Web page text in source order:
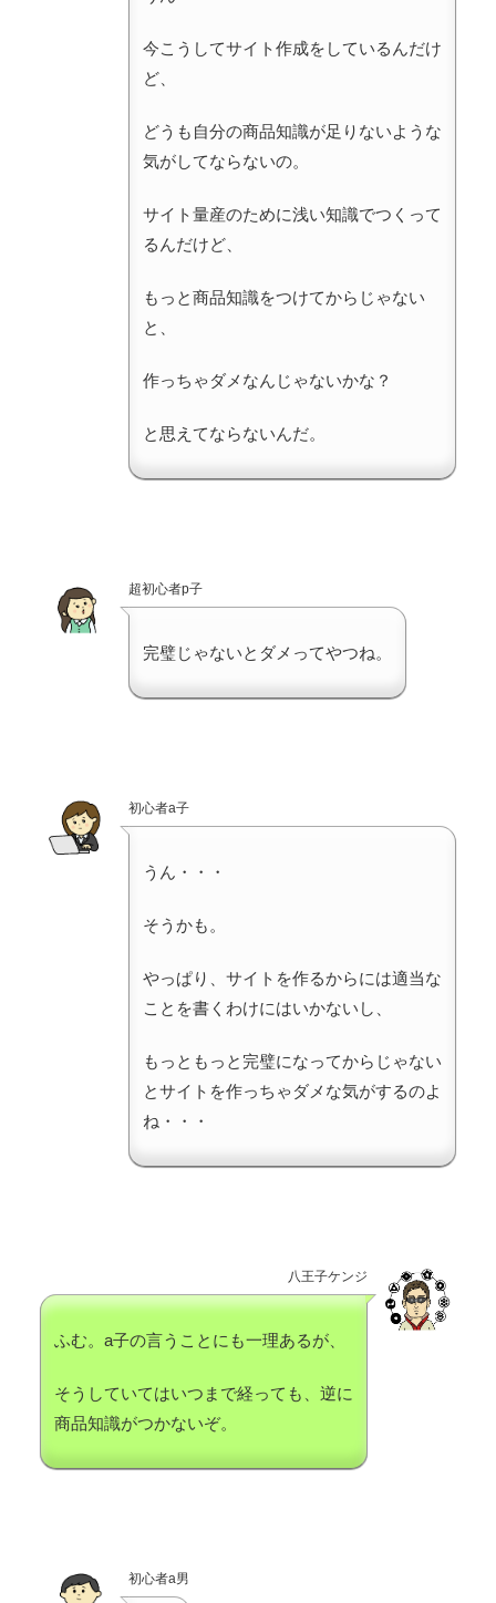
今こうしてサイト作成をしているんだけ
ど、
どうも自分の商品知識が足りないような
気がしてならないの。
サイト量産のために浅い知識でつくって
るんだけど、
もっと商品知識をつけてからじゃない
と、
作っちゃダメなんじゃないかな？
と思えてならないんだ。
超初心者p子
完璧じゃないとダメってやつね。
初心者a子
うん・・・
そうかも。
やっぱり、サイトを作るからには適当な
ことを書くわけにはいかないし、
もっともっと完璧になってからじゃない
とサイトを作っちゃダメな気がするのよ
ね・・・
八王子ケンジ
ふむ。a子の言うことにも一理あるが、
そうしていてはいつまで経っても、逆に
商品知識がつかないぞ。
初心者a男